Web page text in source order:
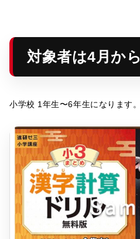
対象者は4月から
小学校 1年生〜6年生になります。